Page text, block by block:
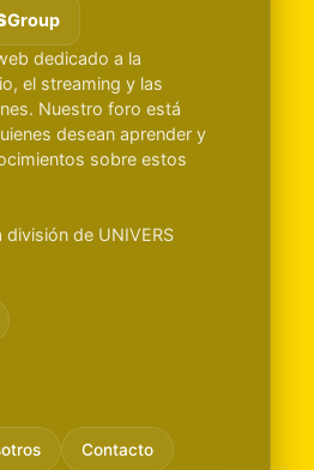
Group
dedicado a la
el streaming y las
Nuestro foro está
desean aprender y
sobre estos
división de UNIVERS
Contacto